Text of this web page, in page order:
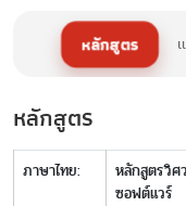
หลักสูตร
หลักสูตร
ภาษาไทย:
หลักสูตรวิศ
ซอฟต์แวร์